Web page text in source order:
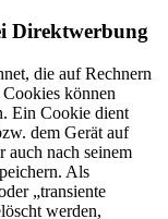
Direktwerbung
die auf Rechnern
können
Ein Cookie dient
dem Gerät auf
auch nach seinem
Als
„transiente
werden,